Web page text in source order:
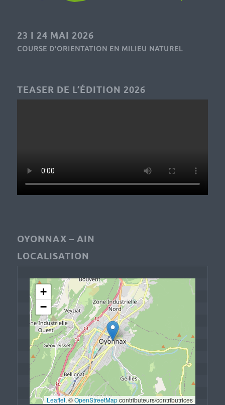
23 I 24 MAI 2026
COURSE D’ORIENTATION EN MILIEU NATUREL
TEASER DE L’ÉDITION 2026
OYONNAX – AIN
LOCALISATION
+
−
Leaflet, © OpenStreetMap contributeurs/contributrices